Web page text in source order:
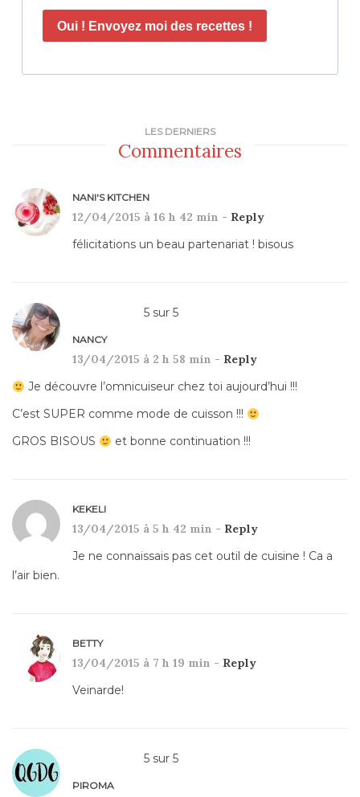
Oui ! Envoyez moi des recettes !
LES DERNIERS
Commentaires
NANI'S KITCHEN
12/04/2015 à 16 h 42 min - Reply
félicitations un beau partenariat ! bisous
5 sur 5
NANCY
13/04/2015 à 2 h 58 min - Reply
Je découvre l’omnicuiseur chez toi aujourd’hui !!!
C’est SUPER comme mode de cuisson !!!
GROS BISOUS
et bonne continuation !!!
KEKELI
13/04/2015 à 5 h 42 min - Reply
Je ne connaissais pas cet outil de cuisine ! Ca a
l’air bien.
BETTY
13/04/2015 à 7 h 19 min - Reply
Veinarde!
5 sur 5
PIROMA